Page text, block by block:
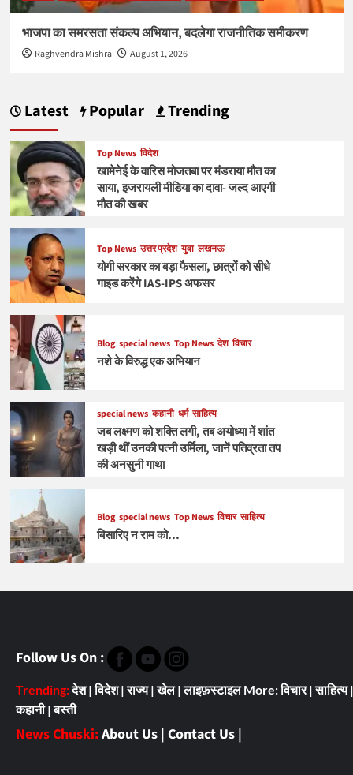
भाजपा का समरसता संकल्प अभियान, बदलेगा राजनीतिक समीकरण
Raghvendra Mishra August 1, 2026
Latest Popular Trending
Top News विदेश
खामेनेई के वारिस मोजतबा पर मंडराया मौत का
साया, इजरायली मीडिया का दावा- जल्द आएगी
मौत की खबर
Top News उत्तर प्रदेश युवा लखनऊ
योगी सरकार का बड़ा फैसला, छात्रों को सीधे
गाइड करेंगे IAS-IPS अफसर
Blog special news Top News देश विचार
नशे के विरुद्ध एक अभियान
special news कहानी धर्म साहित्य
जब लक्ष्मण को शक्ति लगी, तब अयोध्या में शांत
खड़ी थीं उनकी पत्नी उर्मिला, जानें पतिव्रता तप
की अनसुनी गाथा
Blog special news Top News विचार साहित्य
बिसारिए न राम को…
Follow Us On :
Trending:देश|विदेश|राज्य|खेल|लाइफ़स्टाइल More:विचार|साहित्य|
कहानी|बस्ती
News Chuski:About Us | Contact Us |